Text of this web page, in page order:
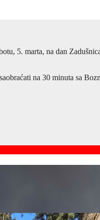
5. marta, na dan
na 30 minuta sa